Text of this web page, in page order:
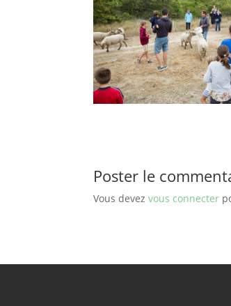
Poster le
Vous devezvous connecter